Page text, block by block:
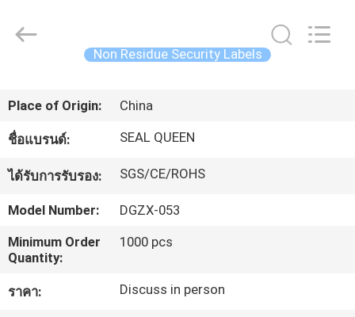
สินค้า
เกี่ยว
กับ
เรา
Packing
Material
Non Residue Security Labels
Place of Origin: China
ชื่อแบรนด์: SEAL QUEEN
ได้รับการรับรอง: SGS/CE/ROHS
Model Number:
DGZX-053
Minimum Order
Quantity:
1000 pcs
ราคา: Discuss in person